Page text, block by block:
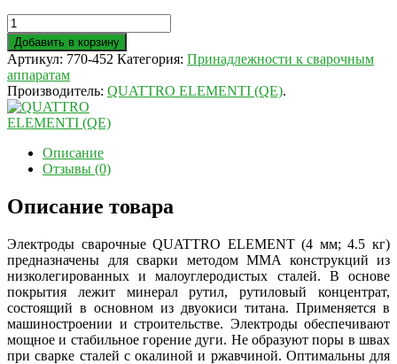
Добавить в корзину
Артикул: 770-452 Категория: Принадлежности к сварочным
аппаратам
Производитель: QUATTRO ELEMENTI (QE).
Описание
Отзывы (0)
Описание товара
Электроды сварочные QUATTRO ELEMENT (4 мм; 4.5 кг)
предназначены для сварки методом MMA конструкций из
низколегированных и малоуглеродистых сталей. В основе
покрытия лежит минерал рутил, рутиловый концентрат,
состоящий в основном из двуокиси титана. Применяется в
машиностроении и строительстве. Электроды обеспечивают
мощное и стабильное горение дуги. Не образуют поры в швах
при сварке сталей с окалиной и ржавчиной. Оптимальны для